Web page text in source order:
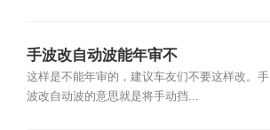
手波改自动波能年审不
这样是不能年审的，建议车友们不要这样改。手
波改自动波的意思就是将手动挡...